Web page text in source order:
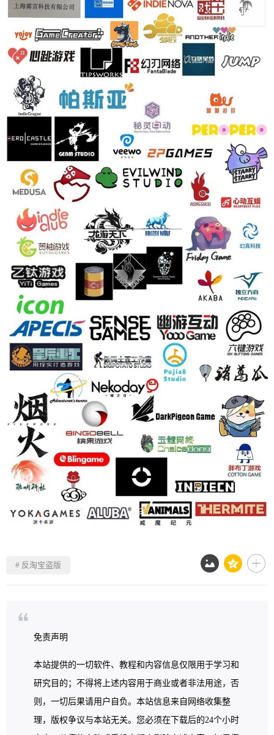
# 反淘宝盗版
免责声明
本站提供的一切软件、教程和内容信息仅限用于学习和
研究目的；不得将上述内容用于商业或者非法用途，否
则，一切后果请用户自负。本站信息来自网络收集整
理，版权争议与本站无关。您必须在下载后的24个小时